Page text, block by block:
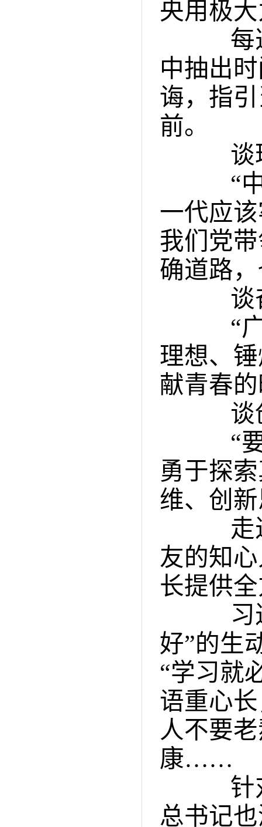
央用极
每逢
中抽出
诲，指
前。
谈
“中
一代应
我们党
确道路
谈
“广
理想、
献青春
谈
“要
勇于探
维、创
走近
友的知
长提供
习近
好”的生
“学习就
语重心
人不要
康……
针对
总书记